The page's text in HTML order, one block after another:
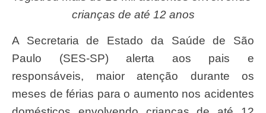
crianças de até 12 anos
A Secretaria de Estado da Saúde de São
Paulo (SES-SP) alerta aos pais e
responsáveis, maior atenção durante os
meses de férias para o aumento nos acidentes